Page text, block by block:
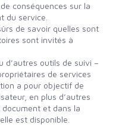
conséquences sur la
du service.
de savoir quelles sont
sont invités à
d’autres outils de suivi –
de services
a pour objectif de
en plus d’autres
et dans la
est disponible.